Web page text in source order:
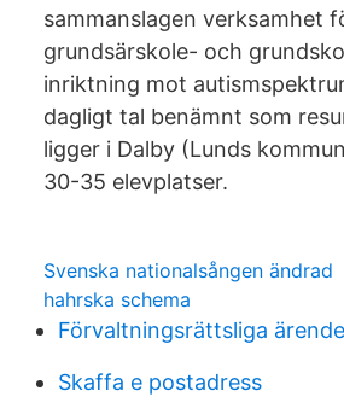
sammanslagen verksamhet
grundsärskole- och
inriktning mot
dagligt tal benämnt som
ligger i Dalby (Lunds
30-35 elevplatser.
Svenska nationalsången ändrad
hahrska schema
Förvaltningsrättsliga
Skaffa e postadress